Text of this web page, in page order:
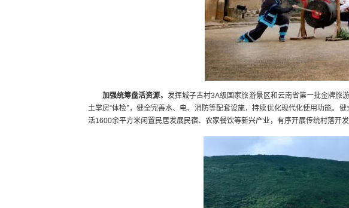
加强统筹盘活资源。‌发挥城子古村3A级国家旅游景区和云南省第一批金牌旅
土掌房“体检”，健全完善水、电、消防等配套设施，持续优化现代化使用功能。
活1600余平方米闲置民居发展民宿、农家餐饮等新兴产业，有序开展传统村落开发